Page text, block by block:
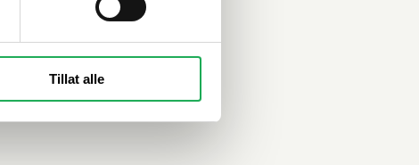
Tillat alle